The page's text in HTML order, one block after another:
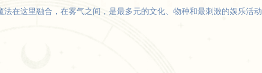
在这里融合，在雾气之间，是最多元的文化、物种和最刺激的娱乐活动